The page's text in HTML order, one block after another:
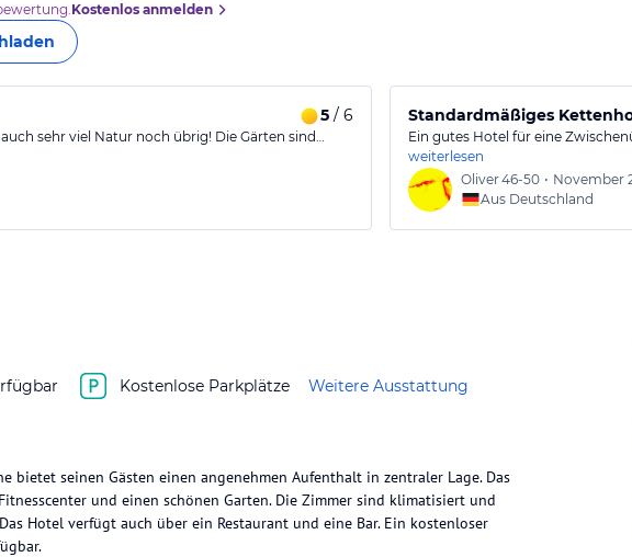
Kostenlos anmelden
5 / 6
sehr viel Natur noch übrig! Die Gärten sind…
Standardmäßiges
Ein gutes Hotel für eine
weiterlesen
Oliver46-50 • November
Aus Deutschland
Kostenlose Parkplätze Weitere Ausstattung
bietet seinen Gästen einen angenehmen Aufenthalt in zentraler Lage. Das
und einen schönen Garten. Die Zimmer sind klimatisiert und
Hotel verfügt auch über ein Restaurant und eine Bar. Ein kostenloser